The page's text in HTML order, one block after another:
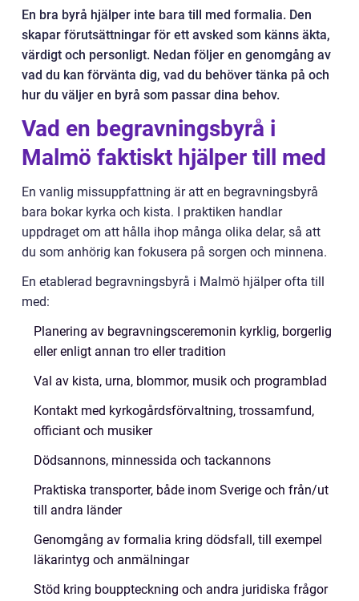
En bra byrå hjälper inte bara till med formalia. Den
skapar förutsättningar för ett avsked som känns äkta,
värdigt och personligt. Nedan följer en genomgång av
vad du kan förvänta dig, vad du behöver tänka på och
hur du väljer en byrå som passar dina behov.
Vad en begravningsbyrå i
Malmö faktiskt hjälper till med
En vanlig missuppfattning är att en begravningsbyrå
bara bokar kyrka och kista. I praktiken handlar
uppdraget om att hålla ihop många olika delar, så att
du som anhörig kan fokusera på sorgen och minnena.
En etablerad begravningsbyrå i Malmö hjälper ofta till
med:
Planering av begravningsceremonin kyrklig, borgerlig
eller enligt annan tro eller tradition
Val av kista, urna, blommor, musik och programblad
Kontakt med kyrkogårdsförvaltning, trossamfund,
officiant och musiker
Dödsannons, minnessida och tackannons
Praktiska transporter, både inom Sverige och från/ut
till andra länder
Genomgång av formalia kring dödsfall, till exempel
läkarintyg och anmälningar
Stöd kring bouppteckning och andra juridiska frågor